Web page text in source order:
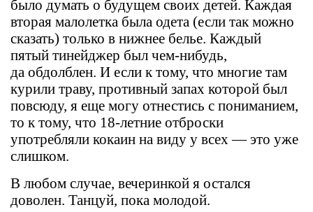
было думать о будущем своих детей. Каждая
вторая малолетка была одета (если так можно
сказать) только в нижнее белье. Каждый
пятый тинейджер был чем-нибудь,
да обдолблен. И если к тому, что многие там
курили траву, противный запах которой был
повсюду, я еще могу отнестись с пониманием,
то к тому, что 18-летние отброски
употребляли кокаин на виду у всех — это уже
слишком.
В любом случае, вечеринкой я остался
доволен. Танцуй, пока молодой.